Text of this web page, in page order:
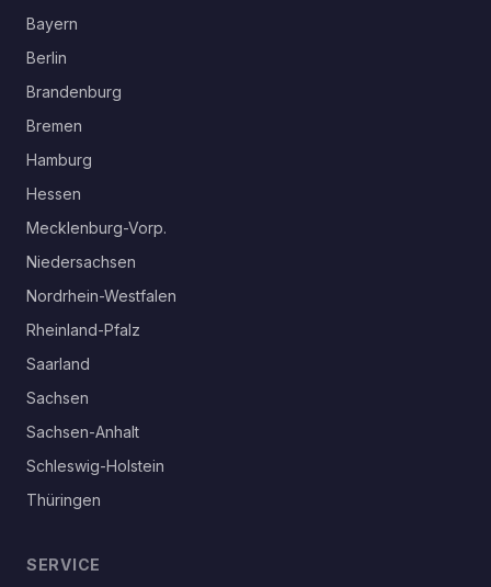
Bayern
Berlin
Brandenburg
Bremen
Hamburg
Hessen
Mecklenburg-Vorp.
Niedersachsen
Nordrhein-Westfalen
Rheinland-Pfalz
Saarland
Sachsen
Sachsen-Anhalt
Schleswig-Holstein
Thüringen
SERVICE